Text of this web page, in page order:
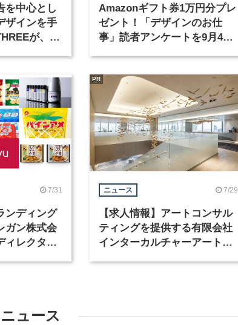
を中心とし
ザインを手
が、グ
Amazonギフト券1万円分プレ
ゼント！「デザインのお仕
事」読者アンケートを9月4日
7/31
ンディング
ガン株式会
ィレクター
ニュース 7/29
【求人情報】アートコンサル
ティングを提供する有限会社
インターカルチャーアート
PR
ュース